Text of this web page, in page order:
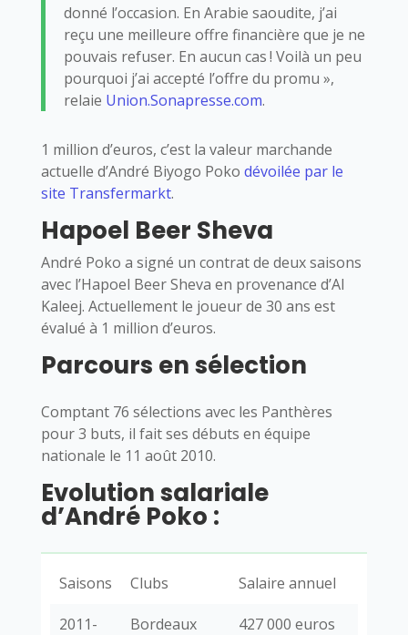
donné l’occasion. En Arabie saoudite, j’ai
reçu une meilleure offre financière que je ne
pouvais refuser. En aucun cas ! Voilà un peu
pourquoi j’ai accepté l’offre du promu »,
relaie Union.Sonapresse.com.
1 million d’euros, c’est la valeur marchande
actuelle d’André Biyogo Poko dévoilée par le
site Transfermarkt.
Hapoel Beer Sheva
André Poko a signé un contrat de deux saisons
avec l’Hapoel Beer Sheva en provenance d’Al
Kaleej. Actuellement le joueur de 30 ans est
évalué à 1 million d’euros.
Parcours en sélection
Comptant 76 sélections avec les Panthères
pour 3 buts, il fait ses débuts en équipe
nationale le 11 août 2010.
Evolution salariale
d’André Poko :
Saisons Clubs Salaire annuel
2011-
Bordeaux
427 000 euros